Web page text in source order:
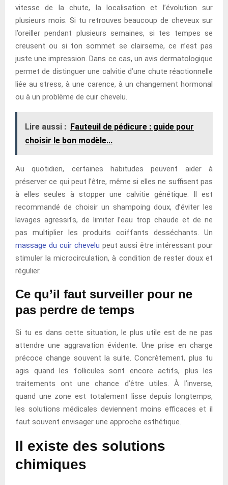
vitesse de la chute, la localisation et l’évolution sur
plusieurs mois. Si tu retrouves beaucoup de cheveux sur
l’oreiller pendant plusieurs semaines, si tes tempes se
creusent ou si ton sommet se clairseme, ce n’est pas
juste une impression. Dans ce cas, un avis dermatologique
permet de distinguer une calvitie d’une chute réactionnelle
liée au stress, à une carence, à un changement hormonal
ou à un problème de cuir chevelu.
Lire aussi : Fauteuil de pédicure : guide pour
choisir le bon modèle...
Au quotidien, certaines habitudes peuvent aider à
préserver ce qui peut l’être, même si elles ne suffisent pas
à elles seules à stopper une calvitie génétique. Il est
recommandé de choisir un shampoing doux, d’éviter les
lavages agressifs, de limiter l’eau trop chaude et de ne
pas multiplier les produits coiffants desséchants. Un
massage du cuir chevelu peut aussi être intéressant pour
stimuler la microcirculation, à condition de rester doux et
régulier.
Ce qu’il faut surveiller pour ne
pas perdre de temps
Si tu es dans cette situation, le plus utile est de ne pas
attendre une aggravation évidente. Une prise en charge
précoce change souvent la suite. Concrètement, plus tu
agis quand les follicules sont encore actifs, plus les
traitements ont une chance d’être utiles. À l’inverse,
quand une zone est totalement lisse depuis longtemps,
les solutions médicales deviennent moins efficaces et il
faut souvent envisager une approche esthétique.
Il existe des solutions
chimiques